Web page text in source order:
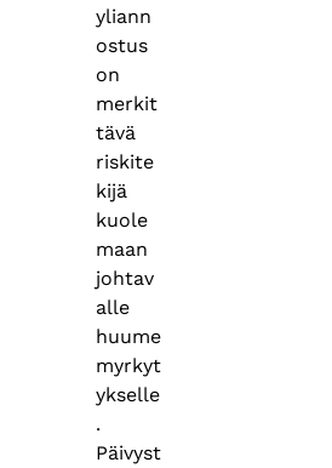
yliann
ostus
on
merkit
tävä
riskite
kijä
kuole
maan
johtav
alle
huume
myrkyt
ykselle
.
Päivyst